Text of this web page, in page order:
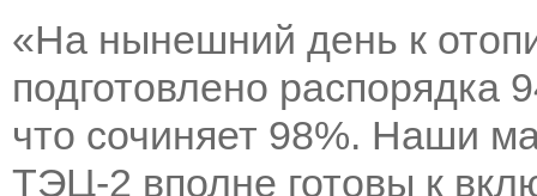
«На нынешний день к
подготовлено распорядка
что сочиняет 98%. Наши
ТЭЦ-2 вполне готовы к